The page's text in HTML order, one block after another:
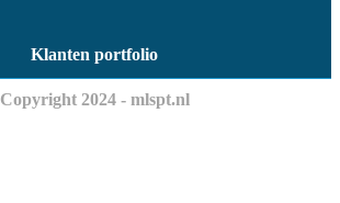
Klanten portfolio
Copyright 2024 - mlspt.nl